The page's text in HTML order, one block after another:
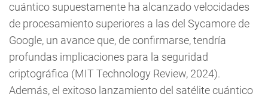
cuántico supuestamente ha alcanzado velocidades
de procesamiento superiores a las del Sycamore de
Google, un avance que, de confirmarse, tendría
profundas implicaciones para la seguridad
criptográfica (MIT Technology Review, 2024).
Además, el exitoso lanzamiento del satélite cuántico